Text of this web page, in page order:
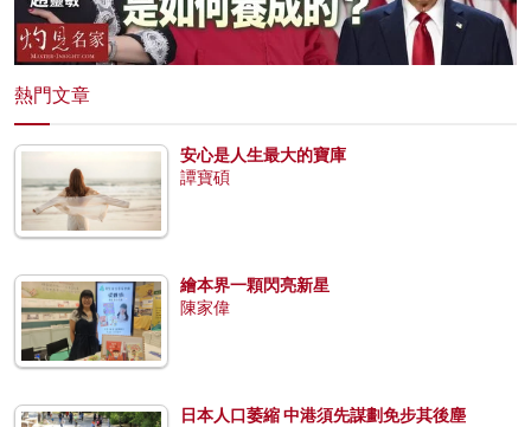
熱門文章
安心是人生最大的寶庫
譚寶碩
繪本界一顆閃亮新星
陳家偉
日本人口萎縮 中港須先謀劃免步其後塵